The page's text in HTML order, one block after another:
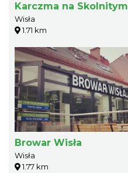
Karczma na Skolnitym
Wisła
1.71 km
Browar Wisła
Wisła
1.77 km